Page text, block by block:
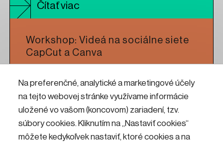
Na preferenčné, analytické a marketingové účely
na tejto webovej stránke využívame informácie
uložené vo vašom (koncovom) zariadení, tzv.
súbory cookies. Kliknutím na „Nastaviť cookies“
môžete kedykoľvek nastaviť, ktoré cookies a na
Čítať viac
Workshop: Videá na sociálne siete
CapCut a Canva
Čítať viac
Workshop: CNC frézovanie pre
umelcov a dizajnérov